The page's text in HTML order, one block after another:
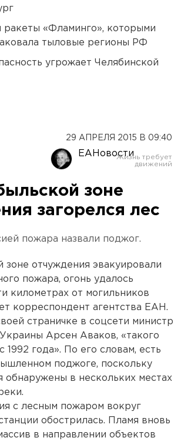
ракеты «Фламинго», которыми
тыловые регионы РФ
угрожает Челябинской
29 АПРЕЛЯ 2015 В 09:40
ЕАНовости
зоне
загорелся лес
пожара назвали поджог.
зоне отчуждения эвакуировали
пожара, огонь удалось
километрах от могильников
корреспондент агентства ЕАН.
страничке в соцсети министр
Арсен Аваков, «такого
1992 года». По его словам, есть
поджоге, поскольку
обнаружены в нескольких местах
с лесным пожаром вокруг
обострилась. Пламя вновь
в направлении объектов